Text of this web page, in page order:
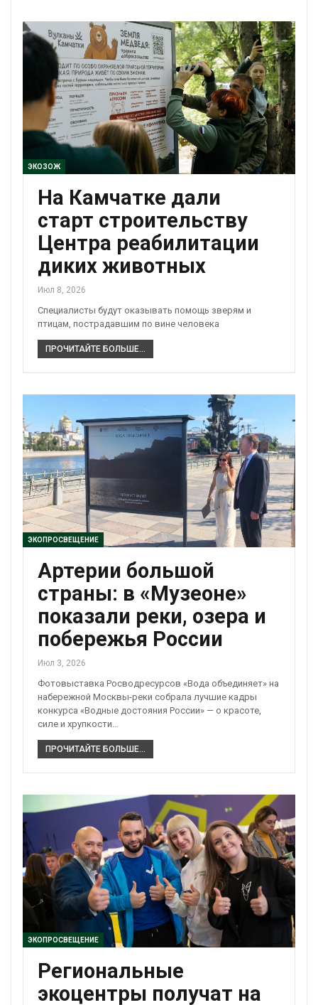
ЭКОЗОЖ
На Камчатке дали
старт строительству
Центра реабилитации
диких животных
Июл 8, 2026
Специалисты будут оказывать помощь зверям и
птицам, пострадавшим по вине человека
ПРОЧИТАЙТЕ БОЛЬШЕ...
ЭКОПРОСВЕЩЕНИЕ
Артерии большой
страны: в «Музеоне»
показали реки, озера и
побережья России
Июл 3, 2026
Фотовыставка Росводресурсов «Вода объединяет» на
набережной Москвы-реки собрала лучшие кадры
конкурса «Водные достояния России» — о красоте,
силе и хрупкости…
ПРОЧИТАЙТЕ БОЛЬШЕ...
ЭКОПРОСВЕЩЕНИЕ
Региональные
экоцентры получат на